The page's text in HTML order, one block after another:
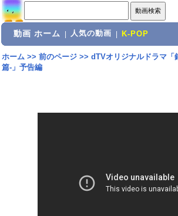
動画 ホーム 人気の動画 K-POP
ホーム>> 前のページ>> dTVオリジナルドラマ「
篇-」予告編